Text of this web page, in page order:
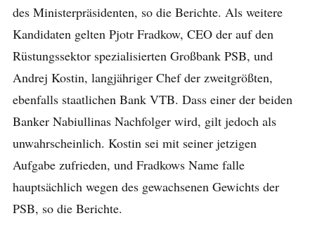
des Ministerpräsidenten, so die Berichte. Als weitere
Kandidaten gelten Pjotr Fradkow, CEO der auf den
Rüstungssektor spezialisierten Großbank PSB, und
Andrej Kostin, langjähriger Chef der zweitgrößten,
ebenfalls staatlichen Bank VTB. Dass einer der beiden
Banker Nabiullinas Nachfolger wird, gilt jedoch als
unwahrscheinlich. Kostin sei mit seiner jetzigen
Aufgabe zufrieden, und Fradkows Name falle
hauptsächlich wegen des gewachsenen Gewichts der
PSB, so die Berichte.